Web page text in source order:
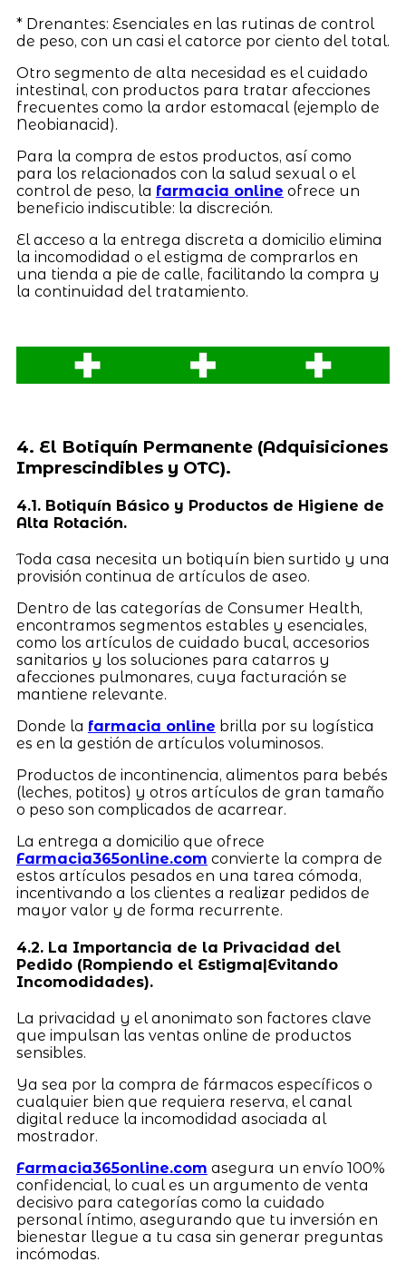
* Drenantes: Esenciales en las rutinas de control
de peso, con un casi el catorce por ciento del total.
Otro segmento de alta necesidad es el cuidado
intestinal, con productos para tratar afecciones
frecuentes como la ardor estomacal (ejemplo de
Neobianacid).
Para la compra de estos productos, así como
para los relacionados con la salud sexual o el
control de peso, la farmacia online ofrece un
beneficio indiscutible: la discreción.
El acceso a la entrega discreta a domicilio elimina
la incomodidad o el estigma de comprarlos en
una tienda a pie de calle, facilitando la compra y
la continuidad del tratamiento.
4. El Botiquín Permanente (Adquisiciones
Imprescindibles y OTC).
4.1. Botiquín Básico y Productos de Higiene de
Alta Rotación.
Toda casa necesita un botiquín bien surtido y una
provisión continua de artículos de aseo.
Dentro de las categorías de Consumer Health,
encontramos segmentos estables y esenciales,
como los artículos de cuidado bucal, accesorios
sanitarios y los soluciones para catarros y
afecciones pulmonares, cuya facturación se
mantiene relevante.
Donde la farmacia online brilla por su logística
es en la gestión de artículos voluminosos.
Productos de incontinencia, alimentos para bebés
(leches, potitos) y otros artículos de gran tamaño
o peso son complicados de acarrear.
La entrega a domicilio que ofrece
Farmacia365online.com convierte la compra de
estos artículos pesados en una tarea cómoda,
incentivando a los clientes a realizar pedidos de
mayor valor y de forma recurrente.
4.2. La Importancia de la Privacidad del
Pedido (Rompiendo el Estigma|Evitando
Incomodidades).
La privacidad y el anonimato son factores clave
que impulsan las ventas online de productos
sensibles.
Ya sea por la compra de fármacos específicos o
cualquier bien que requiera reserva, el canal
digital reduce la incomodidad asociada al
mostrador.
Farmacia365online.com asegura un envío 100%
confidencial, lo cual es un argumento de venta
decisivo para categorías como la cuidado
personal íntimo, asegurando que tu inversión en
bienestar llegue a tu casa sin generar preguntas
incómodas.